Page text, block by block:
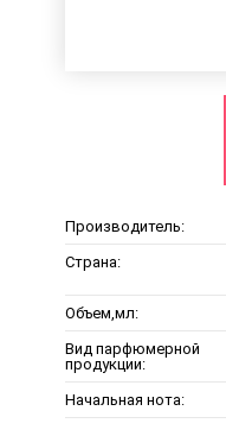
Производитель:
Страна:
Объем,мл:
Вид парфюмерной
продукции:
Начальная нота: